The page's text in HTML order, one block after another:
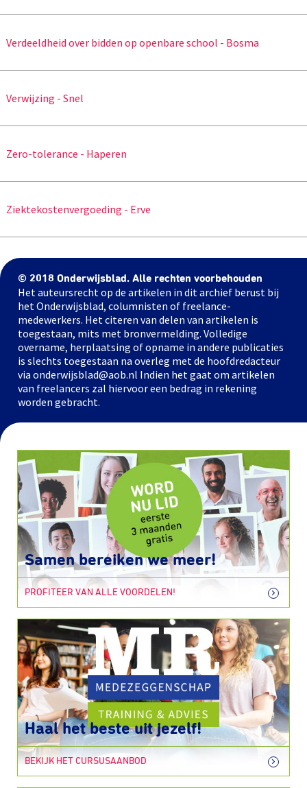
Verdeeldheid over bidden op openbare school - Bosma
Verwijzing - Snel
Zero-tolerance - Haperen
Ziektekostenvergoeding - Erve
© 2018 Onderwijsblad. Alle rechten voorbehouden
Het auteursrecht op de artikelen in dit archief berust bij
het Onderwijsblad, columnisten of freelance-
medewerkers. Het citeren van delen van artikelen is
toegestaan, mits met bronvermelding. Volledige
overname, herplaatsing of opname in andere publicaties
is slechts toegestaan na overleg met de hoofdredacteur
via onderwijsblad@aob.nl Indien het gaat om artikelen
van freelancers zal hiervoor een bedrag in rekening
worden gebracht.
Samen bereiken we meer!
PROFITEER VAN ALLE VOORDELEN!
Haal het beste uit jezelf!
BEKIJK HET CURSUSAANBOD